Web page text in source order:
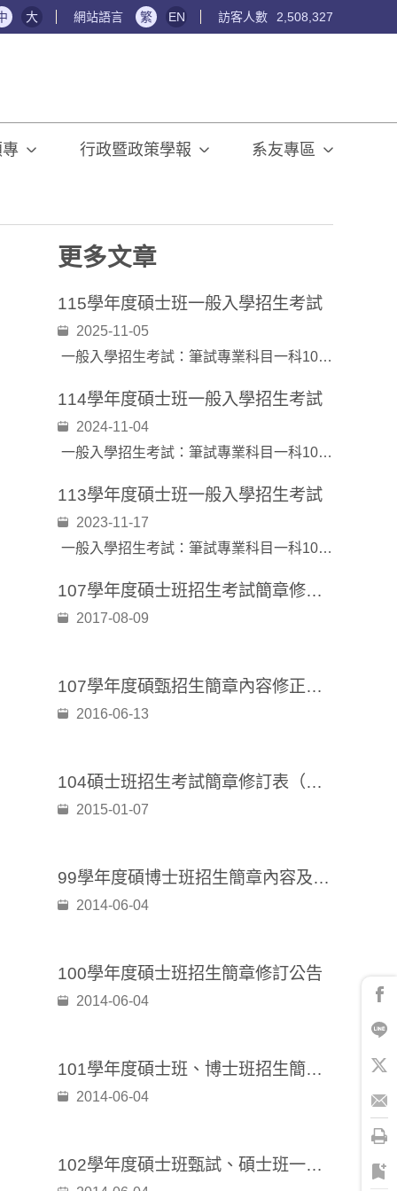
大 網站語言 繁 EN 訪客人數 2,508,327
行政暨政策學報 系友專區
更多文章
115學年度碩士班一般入學招生考試
2025-11-05
一般入學招生考試：筆試專業科目一科100％
114學年度碩士班一般入學招生考試
2024-11-04
一般入學招生考試：筆試專業科目一科100％
113學年度碩士班一般入學招生考試
2023-11-17
一般入學招生考試：筆試專業科目一科100％
107學年度碩士班招生考試簡章修訂公告
2017-08-09
107學年度碩甄招生簡章內容修正異動公告
2016-06-13
104碩士班招生考試簡章修訂表（以本校招生資訊網公告為主）
2015-01-07
99學年度碩博士班招生簡章內容及考試時間表修訂公告
2014-06-04
100學年度碩士班招生簡章修訂公告
2014-06-04
101學年度碩士班、博士班招生簡章內容 異動公告
2014-06-04
102學年度碩士班甄試、碩士班一般入學考試招生部分內容異動公告